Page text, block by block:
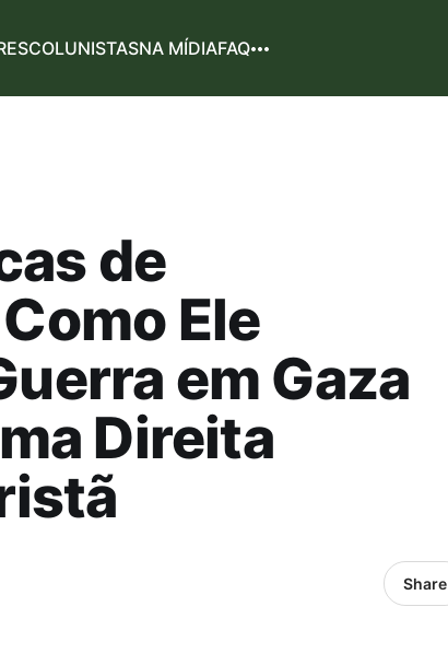
COLUNISTASNA MÍDIAFAQ
de
Ele
em Gaza
Direita
Share